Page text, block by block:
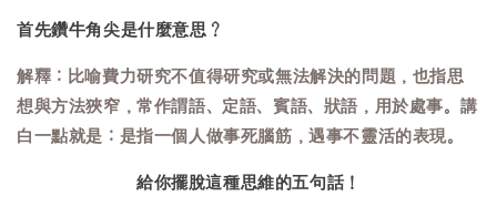
首先鑽牛角尖是什麼意思？
解釋：比喻費力研究不值得研究或無法解決的問題，也指思
想與方法狹窄，常作謂語、定語、賓語、狀語，用於處事。講
白一點就是：是指一個人做事死腦筋，遇事不靈活的表現。
給你擺脫這種思維的五句話！